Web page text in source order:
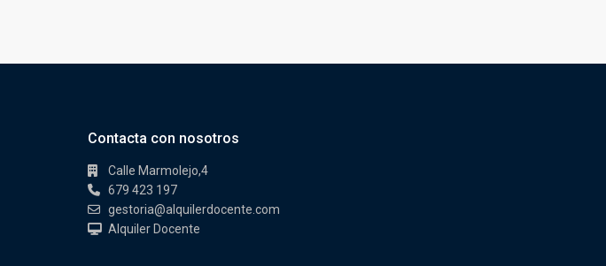
Contacta con nosotros
Calle Marmolejo,4
679 423 197
gestoria@alquilerdocente.com
Alquiler Docente